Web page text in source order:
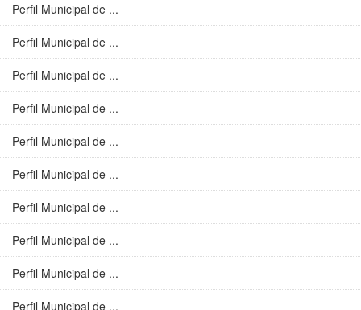
Perfil Municipal de ...
Perfil Municipal de ...
Perfil Municipal de ...
Perfil Municipal de ...
Perfil Municipal de ...
Perfil Municipal de ...
Perfil Municipal de ...
Perfil Municipal de ...
Perfil Municipal de ...
Perfil Municipal de ...